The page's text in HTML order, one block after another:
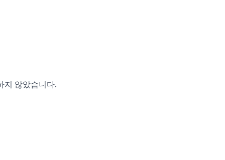
지 않았습니다.